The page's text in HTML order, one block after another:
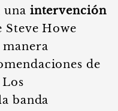
una intervención
Steve Howe
manera
de
banda